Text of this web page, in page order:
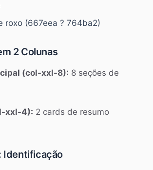
roxo (667eea ? 764ba2)
2 Colunas
(col-xxl-8): 8 seções de
xxl-4): 2 cards de resumo
Identificação